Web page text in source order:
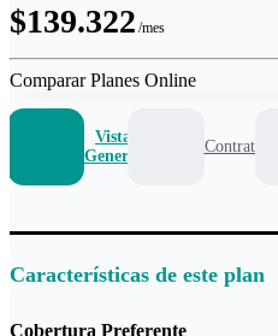
$139.322 /mes
Comparar Planes Online
Vista
General
Contrato
Características de este plan
Cobertura Preferente